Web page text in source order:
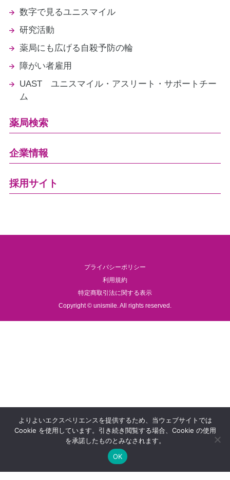
数字で見るユニスマイル
研究活動
薬局にも広げる自殺予防の輪
障がい者雇用
UAST ユニスマイル・アスリート・サポートチー
ム
薬局検索
企業情報
採用サイト
プライバシーポリシー
利用規約
特定商取引法に関する表示
Copyright © unismile. All rights reserved.
よりよいエクスペリエンスを提供するため、当ウェブサイトでは
Cookie を使用しています。引き続き閲覧する場合、Cookie の使用
を承諾したものとみなされます。
OK